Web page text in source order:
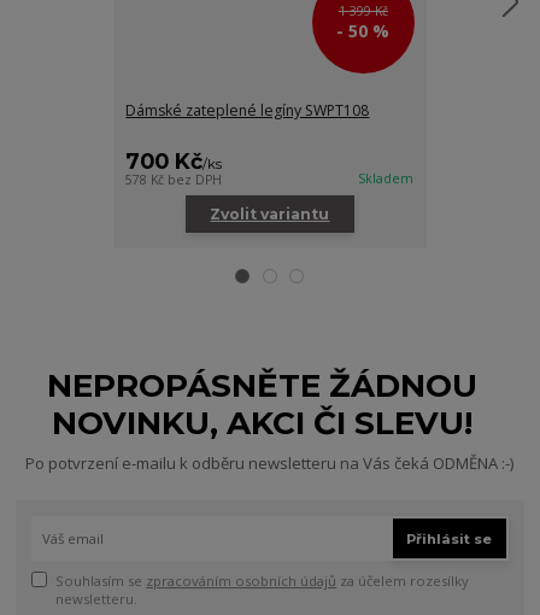
1 399 Kč
- 50 %
Dámské zateplené legíny SWPT108
700 Kč/ks
578 Kč bez DPH Skladem
Zvolit variantu
NEPROPÁSNĚTE ŽÁDNOU
NOVINKU, AKCI ČI SLEVU!
Po potvrzení e-mailu k odběru newsletteru na Vás čeká ODMĚNA :-)
Přihlásit se
Souhlasím se zpracováním osobních údajů za účelem rozesílky
newsletteru.